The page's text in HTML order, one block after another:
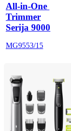
All-in-One
Trimmer
Serija 9000
MG9553/15